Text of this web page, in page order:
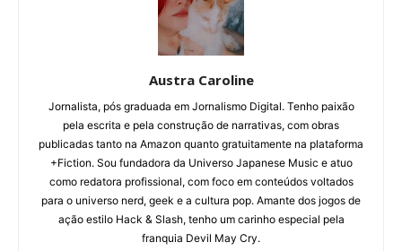
Austra Caroline
Jornalista, pós graduada em Jornalismo Digital. Tenho paixão
pela escrita e pela construção de narrativas, com obras
publicadas tanto na Amazon quanto gratuitamente na plataforma
+Fiction. Sou fundadora da Universo Japanese Music e atuo
como redatora profissional, com foco em conteúdos voltados
para o universo nerd, geek e a cultura pop. Amante dos jogos de
ação estilo Hack & Slash, tenho um carinho especial pela
franquia Devil May Cry.